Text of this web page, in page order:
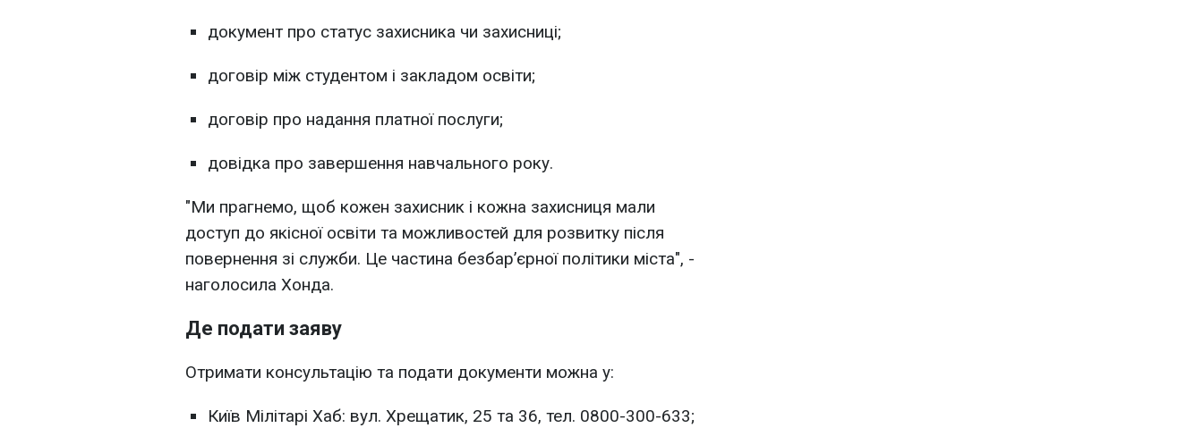
документ про статус захисника чи захисниці;
договір між студентом і закладом освіти;
договір про надання платної послуги;
довідка про завершення навчального року.
"Ми прагнемо, щоб кожен захисник і кожна захисниця мали
доступ до якісної освіти та можливостей для розвитку після
повернення зі служби. Це частина безбар’єрної політики міста", -
наголосила Хонда.
Де подати заяву
Отримати консультацію та подати документи можна у:
Київ Мілітарі Хаб: вул. Хрещатик, 25 та 36, тел. 0800-300-633;